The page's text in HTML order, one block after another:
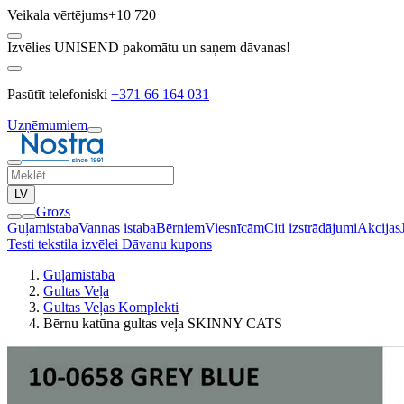
Veikala vērtējums+10 720
Izvēlies UNISEND pakomātu un saņem dāvanas!
Pasūtīt telefoniski +371 66 164 031
Uzņēmumiem
LV
Grozs
GuļamistabaVannas istabaBērniemViesnīcāmCiti izstrādājumiAkcijas
Testi tekstila izvēlei Dāvanu kupons
Guļamistaba
Gultas Veļa
Gultas Veļas Komplekti
Bērnu katūna gultas veļa SKINNY CATS